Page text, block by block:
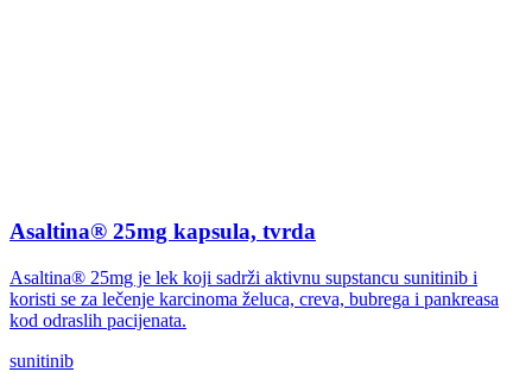
Asaltina® 25mg kapsula, tvrda
Asaltina® 25mg je lek koji sadrži aktivnu supstancu sunitinib i
koristi se za lečenje karcinoma želuca, creva, bubrega i pankreasa
kod odraslih pacijenata.
sunitinib